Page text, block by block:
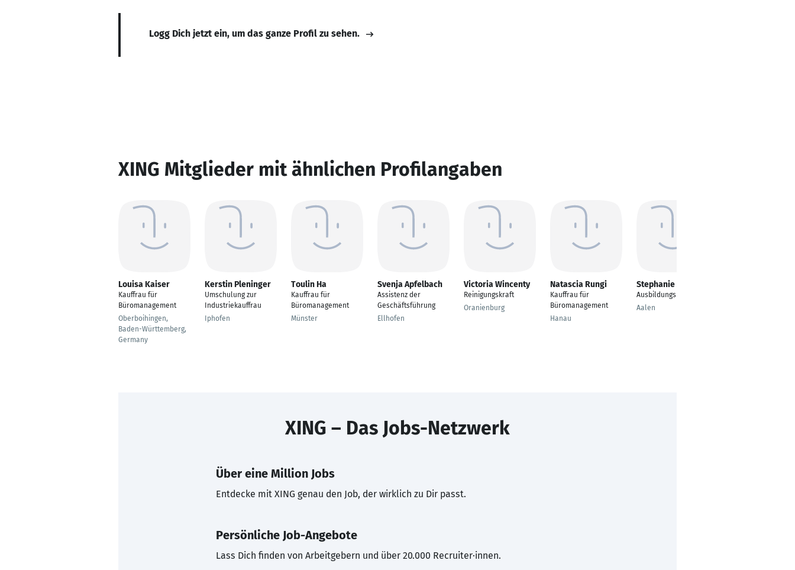
Logg Dich jetzt ein, um das ganze Profil zu sehen.
XING Mitglieder mit ähnlichen Profilangaben
Louisa Kaiser
Kauffrau für
Büromanagement
Oberboihingen,
Baden-Württemberg,
Germany
Kerstin Pleninger
Umschulung zur
Industriekauffrau
Iphofen
Toulin Ha
Kauffrau für
Büromanagement
Münster
Svenja Apfelbach
Assistenz der
Geschäftsführung
Ellhofen
Victoria Wincenty
Reinigungskraft
Oranienburg
Natascia Rungi
Kauffrau für
Büromanagement
Hanau
Stephanie Albrecht
Ausbildungsleiterin
Aalen
XING – Das Jobs-Netzwerk
Über eine Million Jobs
Entdecke mit XING genau den Job, der wirklich zu Dir passt.
Persönliche Job-Angebote
Lass Dich finden von Arbeitgebern und über 20.000 Recruiter·innen.